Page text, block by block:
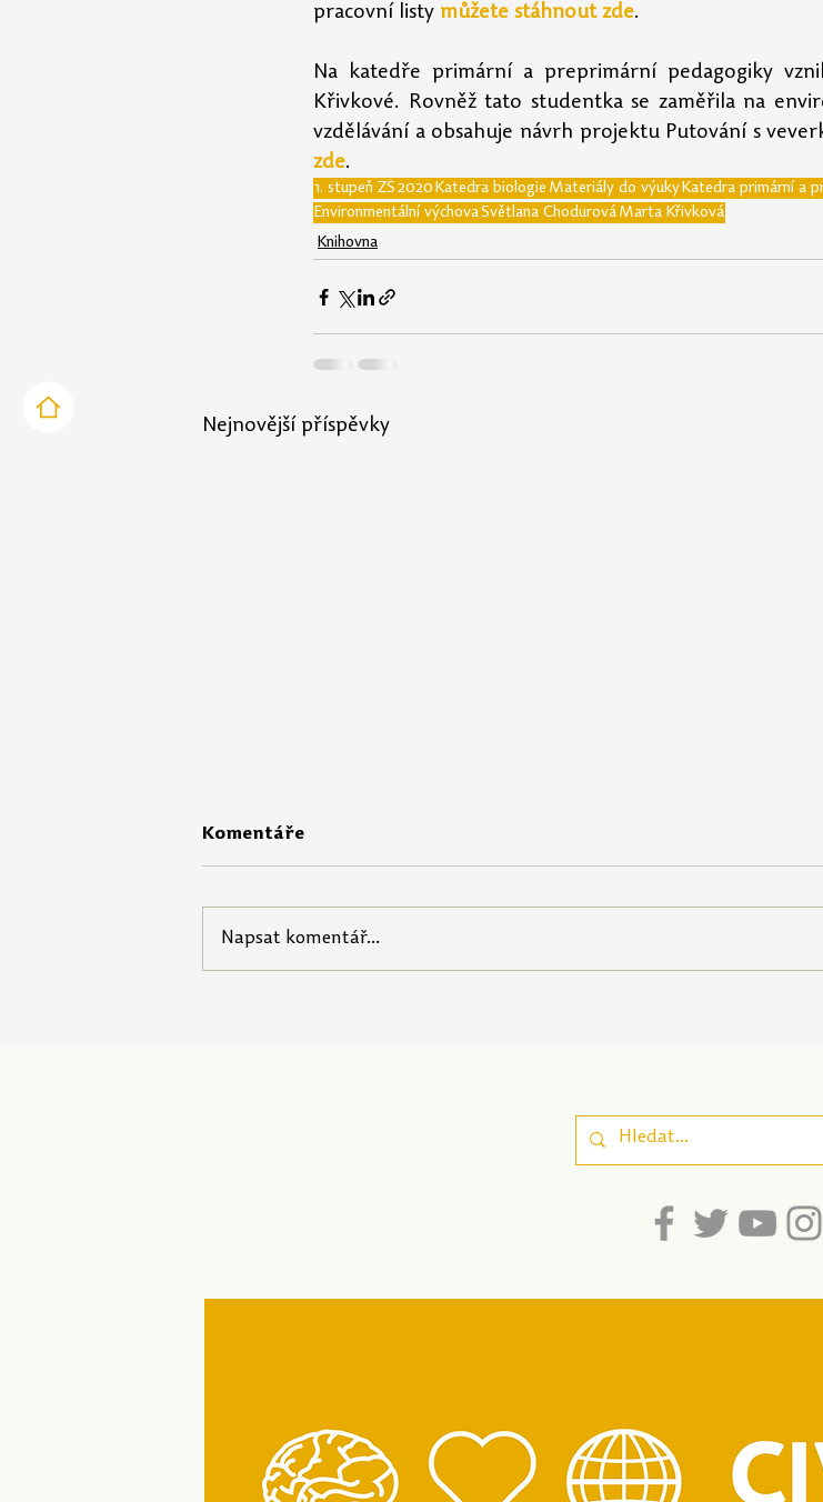
pracovní listy můžete stáhnout zde.
Na katedře primární a preprimární pedagogiky
Křivkové. Rovněž tato studentka se zaměřila na
vzdělávání a obsahuje návrh projektu Putování s
zde.
1. stupeň ZŠ 2020 Katedra biologie Materiály do výukyKatedra primární a
Environmentální výchovaSvětlana Chodurová Marta Křivková
Knihovna
Nejnovější příspěvky
srozumitelnost pro
dospívající
Komentáře
Napsat komentář...